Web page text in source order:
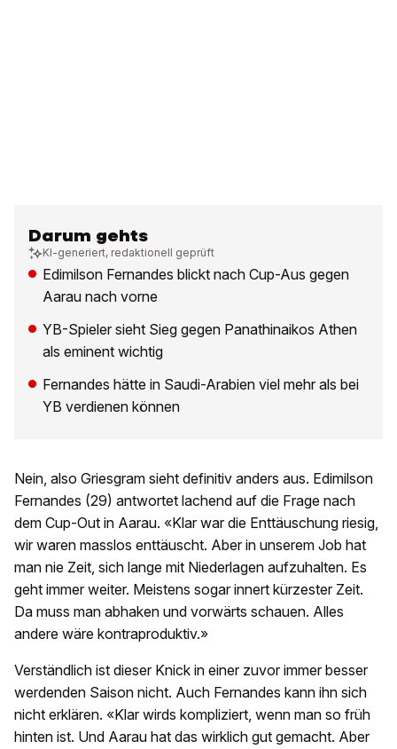
Darum gehts
KI-generiert, redaktionell geprüft
Edimilson Fernandes blickt nach Cup-Aus gegen
Aarau nach vorne
YB-Spieler sieht Sieg gegen Panathinaikos Athen
als eminent wichtig
Fernandes hätte in Saudi-Arabien viel mehr als bei
YB verdienen können
Nein, also Griesgram sieht definitiv anders aus. Edimilson
Fernandes (29) antwortet lachend auf die Frage nach
dem Cup-Out in Aarau. «Klar war die Enttäuschung riesig,
wir waren masslos enttäuscht. Aber in unserem Job hat
man nie Zeit, sich lange mit Niederlagen aufzuhalten. Es
geht immer weiter. Meistens sogar innert kürzester Zeit.
Da muss man abhaken und vorwärts schauen. Alles
andere wäre kontraproduktiv.»
Verständlich ist dieser Knick in einer zuvor immer besser
werdenden Saison nicht. Auch Fernandes kann ihn sich
nicht erklären. «Klar wirds kompliziert, wenn man so früh
hinten ist. Und Aarau hat das wirklich gut gemacht. Aber